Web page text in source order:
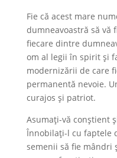
Fie că acest mare
dumneavoastră să vă
fiecare dintre
om al legii în spirit și
modernizării de care
permanentă nevoie.
curajos și patriot.
Asumați-vă conștient
Înnobilați-l cu faptele
semenii să fie mândri